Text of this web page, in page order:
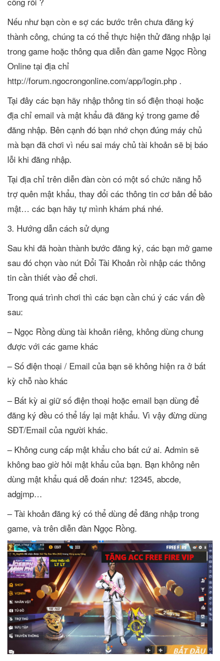
Nếu như bạn còn e sợ các bước trên chưa đăng ký
thành công, chúng ta có thể thực hiện thử đăng nhập lại
trong game hoặc thông qua diễn đàn game Ngọc Rồng
Online tại địa chỉ
http://forum.ngocrongonline.com/app/login.php .
Tại đây các bạn hãy nhập thông tin số điện thoại hoặc
địa chỉ email và mật khẩu đã đăng ký trong game để
đăng nhập. Bên cạnh đó bạn nhớ chọn đúng máy chủ
mà bạn đã chơi vì nếu sai máy chủ tài khoản sẽ bị báo
lỗi khi đăng nhập.
Tại địa chỉ trên diễn đàn còn có một số chức năng hỗ
trợ quên mật khẩu, thay đổi các thông tin cơ bản để bảo
mật… các bạn hãy tự mình khám phá nhé.
3. Hướng dẫn cách sử dụng
Sau khi đã hoàn thành bước đăng ký, các bạn mở game
sau đó chọn vào nút Đổi Tài Khoản rồi nhập các thông
tin cần thiết vào để chơi.
Trong quá trình chơi thì các bạn cần chú ý các vấn đề
sau:
– Ngọc Rồng dùng tài khoản riêng, không dùng chung
được với các game khác
– Số điện thoại / Email của bạn sẽ không hiện ra ở bất
kỳ chỗ nào khác
– Bất kỳ ai giữ số điện thoại hoặc email bạn dùng để
đăng ký đều có thể lấy lại mật khẩu. Vì vậy đừng dùng
SĐT/Email của người khác.
– Không cung cấp mật khẩu cho bất cứ ai. Admin sẽ
không bao giờ hỏi mật khẩu của bạn. Bạn không nên
dùng mật khẩu quá dễ đoán như: 12345, abcde,
adgjmp…
– Tài khoản đăng ký có thể dùng để đăng nhập trong
game, và trên diễn đàn Ngọc Rồng.